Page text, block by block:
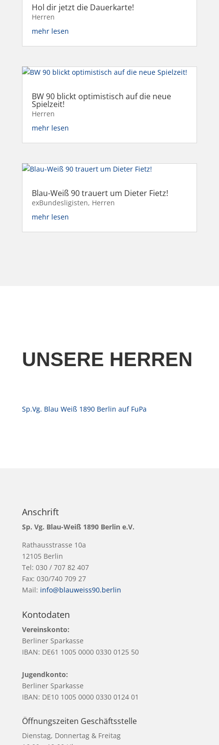
Hol dir jetzt die Dauerkarte!
Herren
mehr lesen
BW 90 blickt optimistisch auf die neue
Spielzeit!
Herren
mehr lesen
Blau-Weiß 90 trauert um Dieter Fietz!
exBundesligisten, Herren
mehr lesen
UNSERE HERREN
Sp.Vg. Blau Weiß 1890 Berlin auf FuPa
Anschrift
Sp. Vg. Blau-Weiß 1890 Berlin e.V.
Rathausstrasse 10a
12105 Berlin
Tel: 030 / 707 82 407
Fax: 030/740 709 27
Mail: info@blauweiss90.berlin
Kontodaten
Vereinskonto:
Berliner Sparkasse
IBAN: DE61 1005 0000 0330 0125 50
Jugendkonto:
Berliner Sparkasse
IBAN: DE10 1005 0000 0330 0124 01
Öffnungszeiten Geschäftsstelle
Dienstag, Donnertag & Freitag